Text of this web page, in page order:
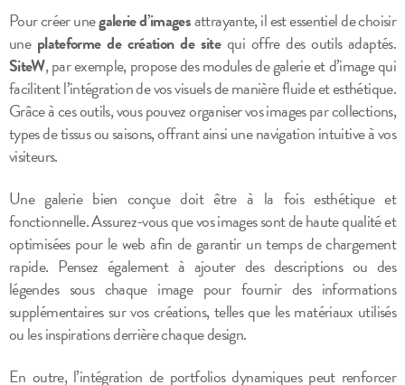
Pour créer unegalerie d’imagesattrayante, il est essentiel de choisir
une plateforme de création de sitequi offre des outils adaptés.
SiteW, par exemple, propose des modules de galerie et d’image qui
facilitent l’intégration de vos visuels de manière fluide et esthétique.
Grâce à ces outils, vous pouvez organiser vos images par collections,
types de tissus ou saisons, offrant ainsi une navigation intuitive à vos
visiteurs.
Une galerie bien conçue doit être à la fois esthétique et
fonctionnelle. Assurez-vous que vos images sont de haute qualité et
optimisées pour le web afin de garantir un temps de chargement
rapide. Pensez également à ajouter des descriptions ou des
légendes sous chaque image pour fournir des informations
supplémentaires sur vos créations, telles que les matériaux utilisés
ou les inspirations derrière chaque design.
En outre, l’intégration de portfolios dynamiques peut renforcer